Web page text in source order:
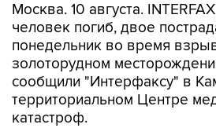
Москва. 10 августа.
человек погиб, двое
понедельник во время
золоторудном
сообщили "Интерфаксу" в
территориальном Центре
катастроф.